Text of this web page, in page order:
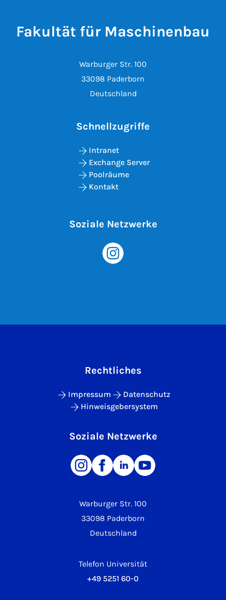
Fakultät für Maschinenbau
Warburger Str. 100
33098 Paderborn
Deutschland
Schnellzugriffe
Intranet
Exchange Server
Poolräume
Kontakt
Soziale Netzwerke
Warburger Str. 100
33098 Paderborn
Deutschland
Telefon Universität
+49 5251 60-0
Rechtliches
Impressum
Datenschutz
Hinweisgebersystem
Soziale Netzwerke